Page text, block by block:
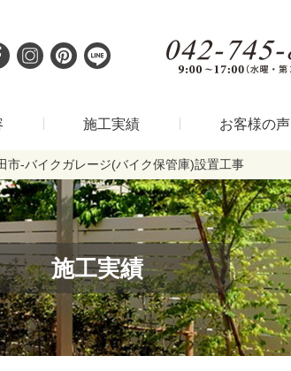
施工実績 お客様の声
市-バイクガレージ(バイク保管庫)設置工事
施工実績